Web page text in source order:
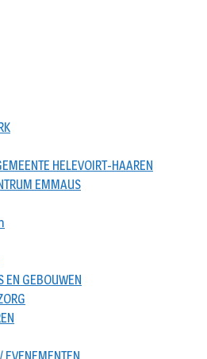
HELEVOIRT-HAAREN
EMMAUS
EN GEBOUWEN